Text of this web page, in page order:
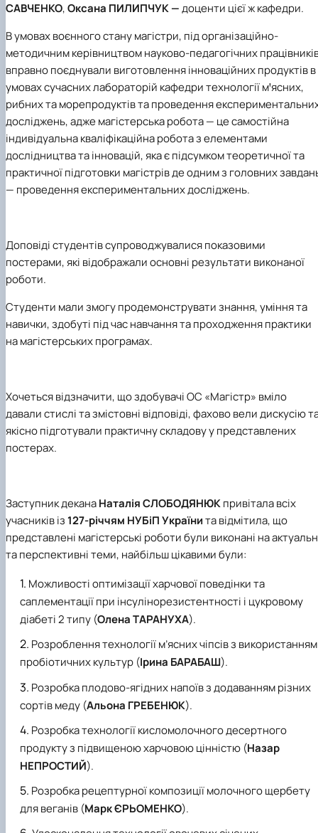
САВЧЕНКО,Оксана ПИЛИПЧУК —доценти цієї ж кафедри.
В умовах воєнного стану магістри, під організаційно-
методичним керівництвом науково-педагогічних
вправно поєднували виготовлення інноваційних продуктів в
умовах сучасних лабораторій кафедри технології мꞌясних,
рибних та морепродуктів та проведення
досліджень, адже магістерська робота — це самостійна
індивідуальна кваліфікаційна робота з елементами
дослідництва та інновацій, яка є підсумком теоретичної та
практичної підготовки магістрів де одним з головних
— проведення експериментальних досліджень.
Доповіді студентів супроводжувалися показовими
постерами, які відображали основні результати виконаної
роботи.
Студенти мали змогу продемонструвати знання, уміння та
навички, здобуті під час навчання та проходження практики
на магістерських програмах.
Хочеться відзначити, що здобувачі ОС «Магістр» вміло
давали стислі та змістовні відповіді, фахово вели дискусію
якісно підготували практичну складову у представлених
постерах.
Заступник деканаНаталія СЛОБОДЯНЮКпривітала всіх
учасників із 127-річчям НУБіП Українита відмітила, що
представлені магістерські роботи були виконані на
та перспективні теми, найбільш цікавими були:
Можливості оптимізації харчової поведінки та
саплементації при інсулінорезистентності і цукровому
діабеті 2 типу (Олена ТАРАНУХА).
Розроблення технології м’ясних чіпсів з використанням
пробіотичних культур (Ірина БАРАБАШ).
Розробка плодово-ягідних напоїв з додаванням різних
сортів меду (Альона ГРЕБЕНЮК).
Розробка технології кисломолочного десертного
продукту з підвищеною харчовою цінністю (Назар
НЕПРОСТИЙ).
Розробка рецептурної композиції молочного щербету
для веганів (Марк ЄРЬОМЕНКО).